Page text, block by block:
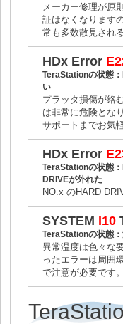
メーカー修理が原
証はなくなります
常も多数散見され
HDx Error
TeraStationの状態
い
プラッタ損傷が絡
は非常に危険とな
サポートまでお気
HDx Error
TeraStationの状態
DRIVEが外れた
NO.x のHARD
SYSTEM I10
TeraStationの状態
異常温度は色々な
ったエラーは周囲
で注意が必要です。